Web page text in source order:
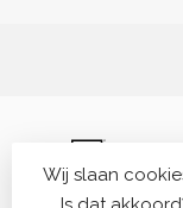
© Copyright
Wij slaan